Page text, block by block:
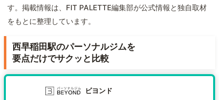
す。掲載情報は、FIT PALETTE編集部が公式情報と独自取材
をもとに整理しています。
西早稲田駅のパーソナルジムを
要点だけでサクッと比較
ビヨンド